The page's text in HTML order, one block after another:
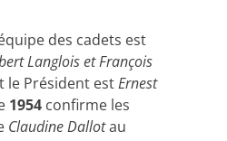
des cadets est
Langlois et François
le Président estErnest
1954 confirme les
Claudine Dallotau